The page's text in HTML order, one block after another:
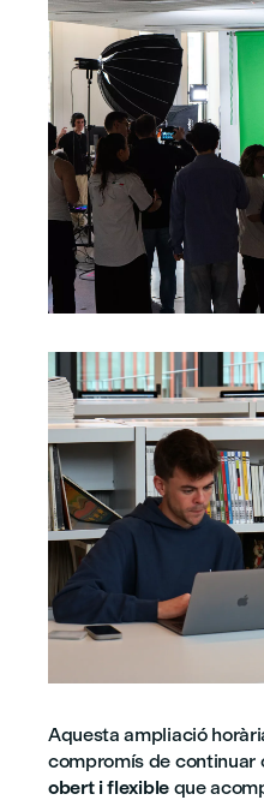
Aquesta ampliació
compromís de continuar
obert i flexibleque